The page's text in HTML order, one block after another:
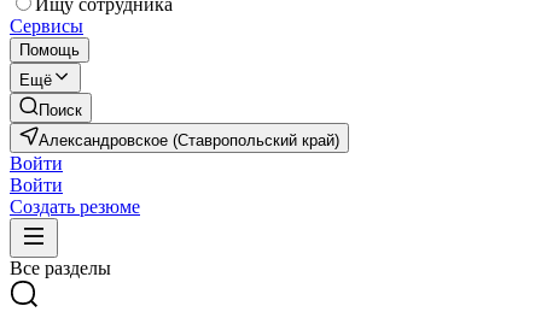
Ищу сотрудника
Сервисы
Помощь
Ещё
Поиск
Александровское (Ставропольский край)
Войти
Войти
Создать резюме
Все разделы